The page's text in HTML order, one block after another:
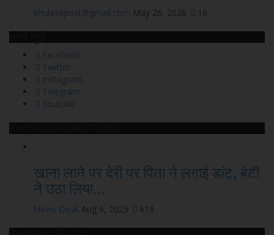
khulasapost@gmail.com May 26, 2026 16
Facebook
Twitter
Instagram
Telegram
Youtube
खाना लाने पर देरी पर पिता ने लगाई डांट, बेटी
ने उठा लिया...
News Desk Aug 6, 2023 619